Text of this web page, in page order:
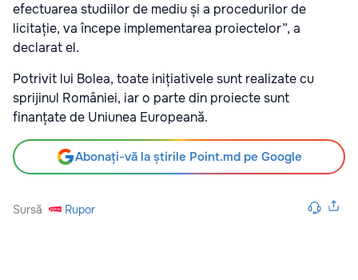
efectuarea studiilor de mediu și a procedurilor de
licitație, va începe implementarea proiectelor”, a
declarat el.
Potrivit lui Bolea, toate inițiativele sunt realizate cu
sprijinul României, iar o parte din proiecte sunt
finanțate de Uniunea Europeană.
Abonați-vă la știrile Point.md pe Google
Sursă Rupor